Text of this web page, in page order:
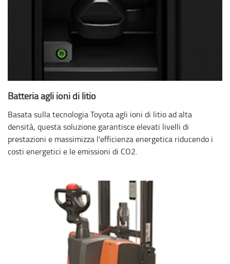
Batteria agli ioni di litio
Basata sulla tecnologia Toyota agli ioni di litio ad alta
densità, questa soluzione garantisce elevati livelli di
prestazioni e massimizza l'efficienza energetica riducendo i
costi energetici e le emissioni di CO2.